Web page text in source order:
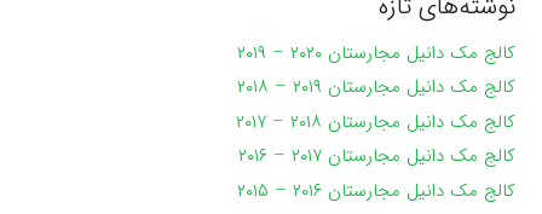
کالج مک دانیل مجارستان ۲۰۲۰ – ۲۰۱۹
کالج مک دانیل مجارستان ۲۰۱۹ – ۲۰۱۸
کالج مک دانیل مجارستان ۲۰۱۸ – ۲۰۱۷
کالج مک دانیل مجارستان ۲۰۱۷ – ۲۰۱۶
کالج مک دانیل مجارستان ۲۰۱۶ – ۲۰۱۵